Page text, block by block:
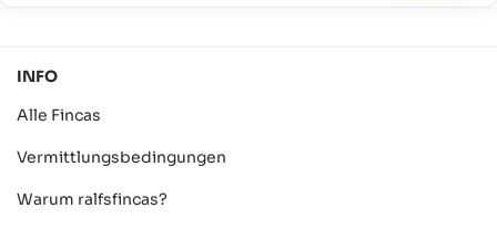
INFO
Alle Fincas
Vermittlungsbedingungen
Warum ralfsfincas?